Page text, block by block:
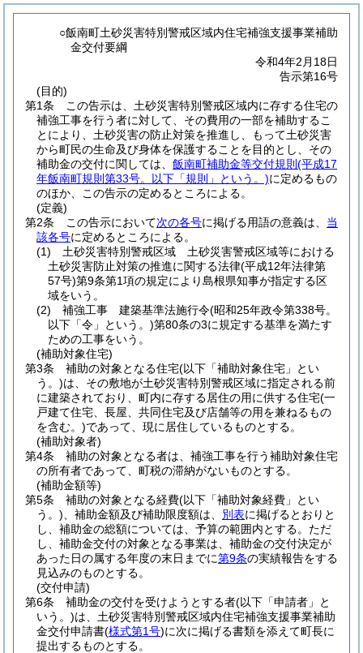
○飯南町土砂災害特別警戒区域内住宅補強支援事業補助
金交付要綱
令和4年2月18日
告示第16号
(目的)
第1条
この告示は、土砂災害特別警戒区域内に存する住宅の
補強工事を行う者に対して、その費用の一部を補助するこ
とにより、土砂災害の防止対策を推進し、もって土砂災害
から町民の生命及び身体を保護することを目的とし、その
補助金の交付に関しては、 飯南町補助金等交付規則 (平成17
年飯南町規則第33号。以下「規則」という。)に定めるもの
のほか、この告示の定めるところによる。
(定義)
第2条
この告示において次の各号に掲げる用語の意義は、 当
該各号に定めるところによる。
(1)
土砂災害特別警戒区域 土砂災害警戒区域等における
土砂災害防止対策の推進に関する法律(平成12年法律第
57号)第9条第1項の規定により島根県知事が指定する区
域をいう。
(2)
補強工事 建築基準法施行令(昭和25年政令第338号。
以下「令」という。)第80条の3に規定する基準を満たす
ための工事をいう。
(補助対象住宅)
第3条
補助の対象となる住宅(以下「補助対象住宅」とい
う。)は、その敷地が土砂災害特別警戒区域に指定される前
に建築されており、町内に存する居住の用に供する住宅(一
戸建て住宅、長屋、共同住宅及び店舗等の用を兼ねるもの
を含む。)であって、現に居住しているものとする。
(補助対象者)
第4条
補助の対象となる者は、補強工事を行う補助対象住宅
の所有者であって、町税の滞納がないものとする。
(補助金額等)
第5条
補助の対象となる経費(以下「補助対象経費」とい
う。) 、補助金額及び補助限度額は、 別表に掲げるとおりと
し、補助金の総額については、予算の範囲内とする。 ただ
し、補助金交付の対象となる事業は、補助金の交付決定が
あった日の属する年度の末日までに第9条の実績報告をする
見込みのものとする。
(交付申請)
第6条
補助金の交付を受けようとする者(以下「申請者」と
いう。)は、土砂災害特別警戒区域内住宅補強支援事業補助
金交付申請書(様式第1号)に次に掲げる書類を添えて町長に
提出するものとする。